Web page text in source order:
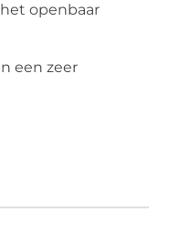
openbaar
een zeer